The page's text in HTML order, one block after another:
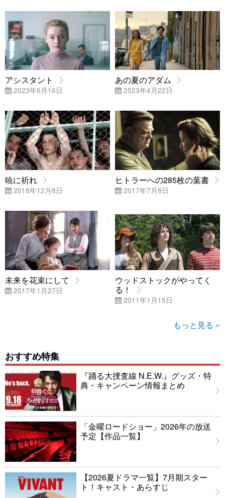
アシスタント
2023年6月16日
あの夏のアダム
2023年4月22日
暁に祈れ
2018年12月8日
ヒトラーへの285枚の葉書
2017年7月8日
未来を花束にして
2017年1月27日
ウッドストックがやってく
る！
2011年1月15日
もっと見る »
おすすめ特集
『踊る大捜査線 N.E.W.』グッズ・特
典・キャンペーン情報まとめ
「金曜ロードショー」2026年の放送
予定【作品一覧】
【2026夏ドラマ一覧】7月期スター
ト！キャスト・あらすじ